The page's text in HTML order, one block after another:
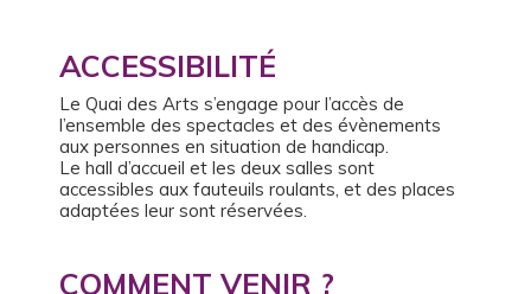
ACCESSIBILITÉ
Le Quai des Arts s’engage pour l’accès de
l’ensemble des spectacles et des évènements
aux personnes en situation de handicap.
Le hall d’accueil et les deux salles sont
accessibles aux fauteuils roulants, et des places
adaptées leur sont réservées.
COMMENT VENIR ?